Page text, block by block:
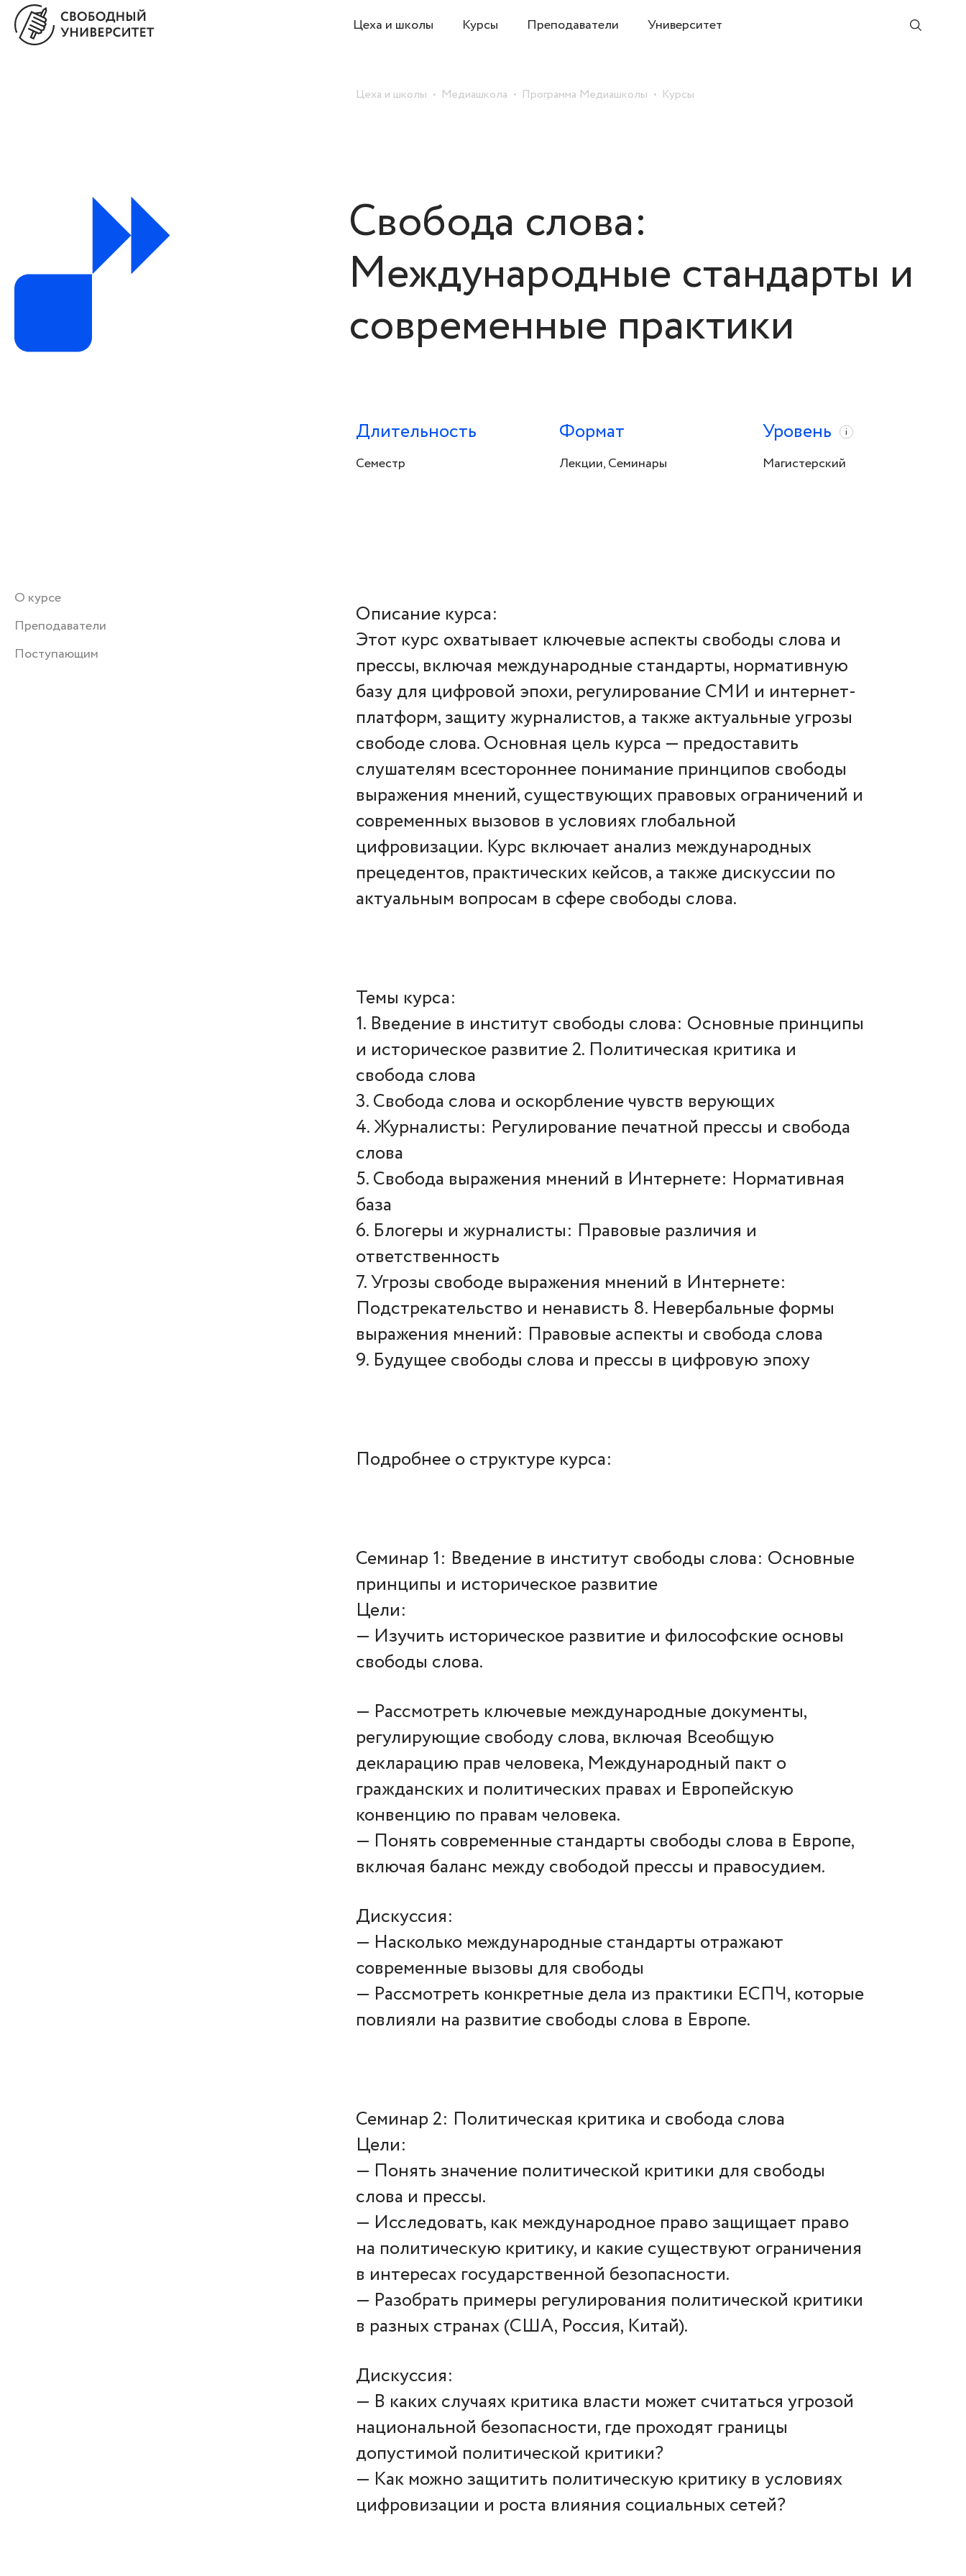
Цеха и школы Курсы Преподаватели Университет
Цеха и школы Медиашкола Программа Медиашколы Курсы
Свобода слова:
Международные стандарты и
современные практики
Длительность
Семестр
Формат
Лекции, Семинары
Уровень i
Магистерский
О курсе
Преподаватели
Поступающим
Описание курса:
Этот курс охватывает ключевые аспекты свободы слова и
прессы, включая международные стандарты, нормативную
базу для цифровой эпохи, регулирование СМИ и интернет-
платформ, защиту журналистов, а также актуальные угрозы
свободе слова. Основная цель курса — предоставить
слушателям всестороннее понимание принципов свободы
выражения мнений, существующих правовых ограничений и
современных вызовов в условиях глобальной
цифровизации. Курс включает анализ международных
прецедентов, практических кейсов, а также дискуссии по
актуальным вопросам в сфере свободы слова.
Темы курса:
1. Введение в институт свободы слова: Основные принципы
и историческое развитие 2. Политическая критика и
свобода слова
3. Свобода слова и оскорбление чувств верующих
4. Журналисты: Регулирование печатной прессы и свобода
слова
5. Свобода выражения мнений в Интернете: Нормативная
база
6. Блогеры и журналисты: Правовые различия и
ответственность
7. Угрозы свободе выражения мнений в Интернете:
Подстрекательство и ненависть 8. Невербальные формы
выражения мнений: Правовые аспекты и свобода слова
9. Будущее свободы слова и прессы в цифровую эпоху
Подробнее о структуре курса:
Семинар 1: Введение в институт свободы слова: Основные
принципы и историческое развитие
Цели:
— Изучить историческое развитие и философские основы
свободы слова.
— Рассмотреть ключевые международные документы,
регулирующие свободу слова, включая Всеобщую
декларацию прав человека, Международный пакт о
гражданских и политических правах и Европейскую
конвенцию по правам человека.
— Понять современные стандарты свободы слова в Европе,
включая баланс между свободой прессы и правосудием.
Дискуссия:
— Насколько международные стандарты отражают
современные вызовы для свободы
— Рассмотреть конкретные дела из практики ЕСПЧ, которые
повлияли на развитие свободы слова в Европе.
Семинар 2: Политическая критика и свобода слова
Цели:
— Понять значение политической критики для свободы
слова и прессы.
— Исследовать, как международное право защищает право
на политическую критику, и какие существуют ограничения
в интересах государственной безопасности.
— Разобрать примеры регулирования политической критики
в разных странах (США, Россия, Китай).
Дискуссия:
— В каких случаях критика власти может считаться угрозой
национальной безопасности, где проходят границы
допустимой политической критики?
— Как можно защитить политическую критику в условиях
цифровизации и роста влияния социальных сетей?